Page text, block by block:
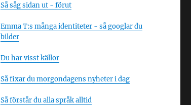
Så såg sidan ut - förut
Emma T:s många identiteter - så googlar du
bilder
Du har visst källor
Så fixar du morgondagens nyheter i dag
Så förstår du alla språk alltid